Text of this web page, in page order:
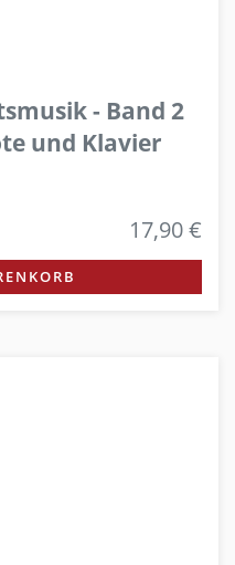
- Band 2
und Klavier
17,90 €